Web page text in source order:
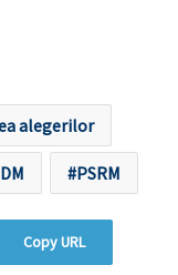
alegerilor
PSRM
Copy URL